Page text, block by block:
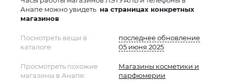
Анапе можно увидеть на страницах конкретных
магазинов
Посмотреть вещи в
каталоге:
последнее обновление
05 июня 2025
Просмотреть похожие
магазины в Анапе:
Магазины косметики и
парфюмерии